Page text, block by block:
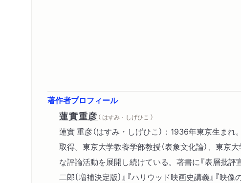
著作者プロフィール
蓮實重彦 （ はすみ・しげひこ ）
蓮實 重彦（はすみ・しげひこ）：1936年東京生ま
取得。東京大学教養学部教授（表象文化論）、東
な評論活動を展開し続けている。著書に『表層批評
二郎〔増補決定版〕』『ハリウッド映画史講義』『映